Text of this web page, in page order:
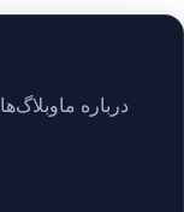
وبلاگ‌هادرباره ما